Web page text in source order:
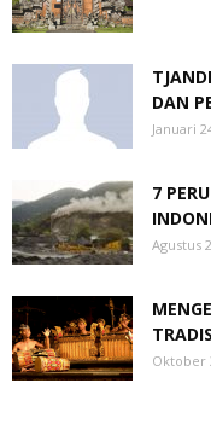
DAN
Januari
7
Agustus
Oktober